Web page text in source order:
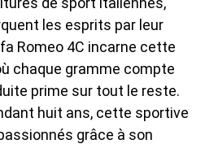
les esprits par leur
Romeo 4C incarne cette
chaque gramme compte
prime sur tout le reste.
huit ans, cette sportive
grâce à son